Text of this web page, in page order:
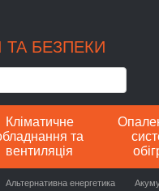
БЕЗПЕКИ
Кліматичне
та
вентиляція
Альтернативна енергетика